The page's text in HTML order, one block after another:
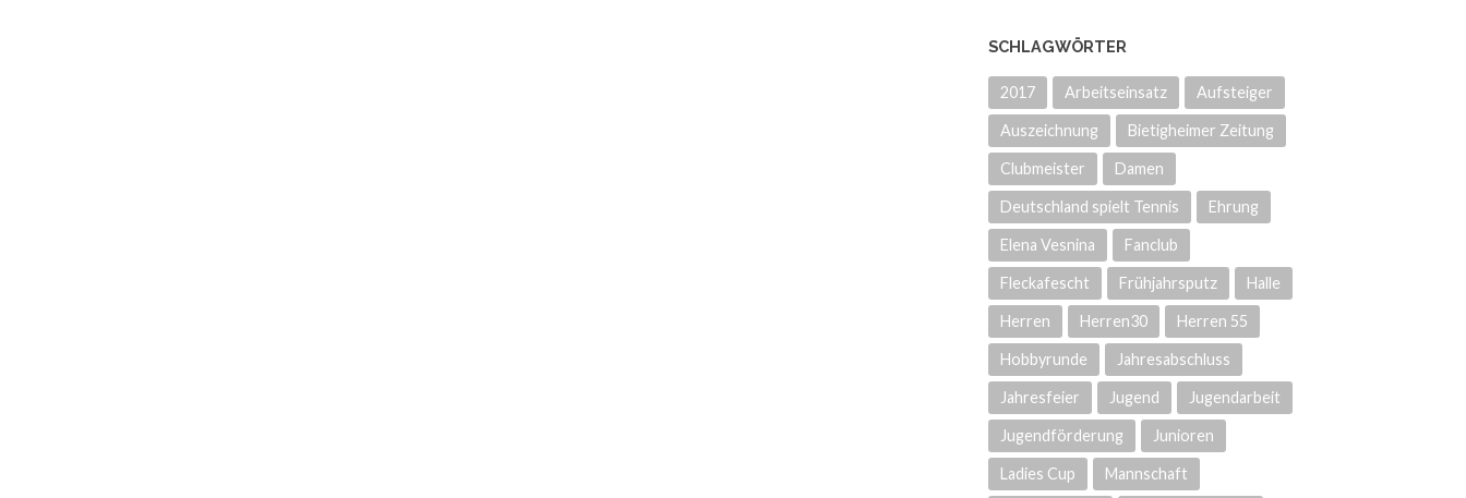
SCHLAGWÖRTER
2017 Arbeitseinsatz Aufsteiger
Auszeichnung Bietigheimer Zeitung
Clubmeister Damen
Deutschland spielt Tennis Ehrung
Elena Vesnina Fanclub
Fleckafescht Frühjahrsputz Halle
Herren Herren30 Herren 55
Hobbyrunde Jahresabschluss
Jahresfeier Jugend Jugendarbeit
Jugendförderung Junioren
Ladies Cup Mannschaft